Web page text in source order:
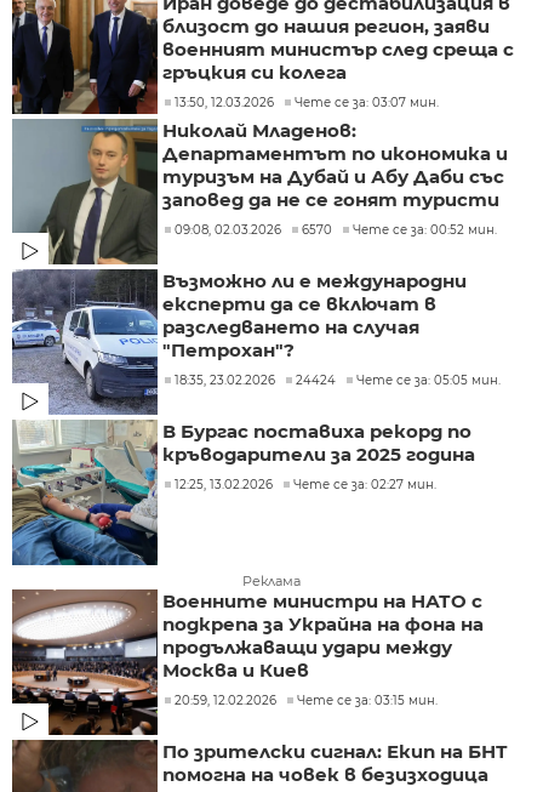
близост до нашия регион, заяви
военният министър след среща с
гръцкия си колега
13:50, 12.03.2026 Чете се за: 03:07 мин.
Николай Младенов:
Департаментът по икономика и
туризъм на Дубай и Абу Даби със
заповед да не се гонят туристи
09:08, 02.03.2026 6570 Чете се за: 00:52 мин.
Възможно ли е международни
експерти да се включат в
разследването на случая
"Петрохан"?
18:35, 23.02.2026 24424 Чете се за: 05:05 мин.
В Бургас поставиха рекорд по
кръводарители за 2025 година
12:25, 13.02.2026 Чете се за: 02:27 мин.
Реклама
Военните министри на НАТО с
подкрепа за Украйна на фона на
продължаващи удари между
Москва и Киев
20:59, 12.02.2026 Чете се за: 03:15 мин.
По зрителски сигнал: Екип на БНТ
помогна на човек в безизходица